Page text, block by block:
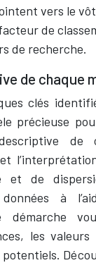
vers le
de
de recherche.
de chaque
clés
précieuse
de
et de
à
démarche
les
potentiels.